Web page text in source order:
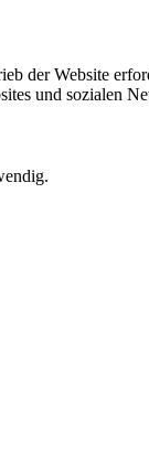
der Website
und sozialen